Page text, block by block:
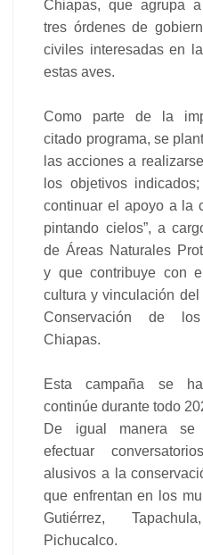
Chiapas, que agrupa
tres órdenes de
civiles interesadas en
estas aves.
Como parte de la
citado programa, se
las acciones a
los objetivos
continuar el apoyo a la
pintando cielos”, a
de Áreas Naturales
y que contribuye con
cultura y vinculación
Conservación de
Chiapas.
Esta campaña se
continúe durante todo
De igual manera se
efectuar
alusivos a la
que enfrentan en los
Gutiérrez,
Pichucalco.